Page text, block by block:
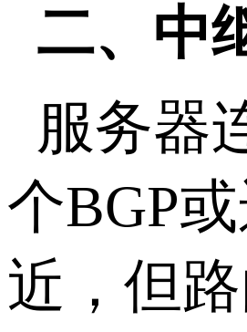
二、中
服务器
个BGP
近，但